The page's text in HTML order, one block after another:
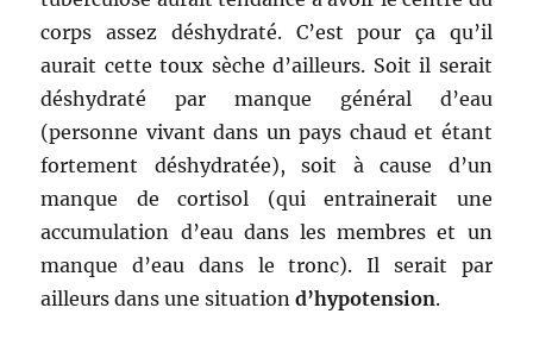
corps assez déshydraté. C’est pour ça qu’il
aurait cette toux sèche d’ailleurs. Soit il serait
déshydraté par manque général d’eau
(personne vivant dans un pays chaud et étant
fortement déshydratée), soit à cause d’un
manque de cortisol (qui entrainerait une
accumulation d’eau dans les membres et un
manque d’eau dans le tronc). Il serait par
ailleurs dans une situationd’hypotension.